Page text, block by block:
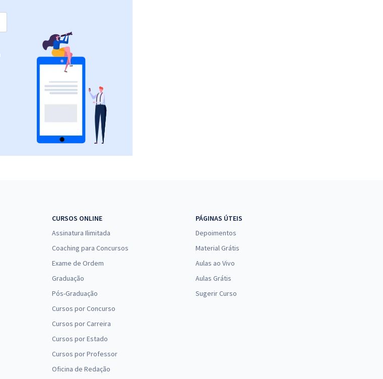
CURSOS ONLINE
Assinatura Ilimitada
Coaching para Concursos
Exame de Ordem
Graduação
Pós-Graduação
Cursos por Concurso
Cursos por Carreira
Cursos por Estado
Cursos por Professor
Oficina de Redação
PÁGINAS ÚTEIS
Depoimentos
Material Grátis
Aulas ao Vivo
Aulas Grátis
Sugerir Curso